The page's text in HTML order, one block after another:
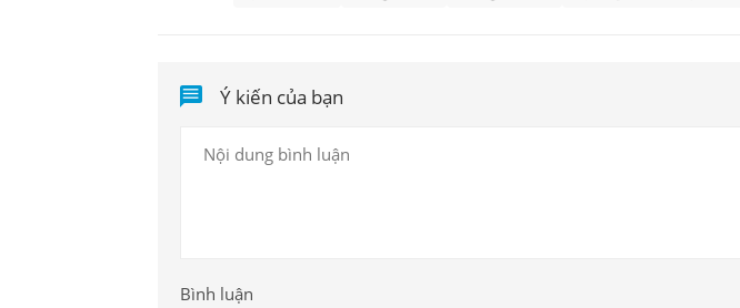
Ý kiến của bạn
Bình luận